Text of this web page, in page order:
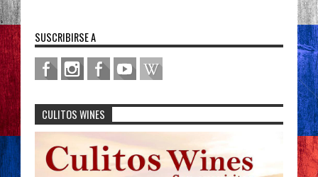
SUSCRIBIRSE A
CULITOS WINES